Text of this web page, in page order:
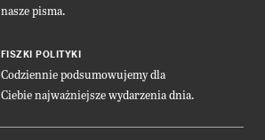
nasze pisma.
FISZKI POLITYKI
Codziennie podsumowujemy dla
Ciebie najważniejsze wydarzenia dnia.